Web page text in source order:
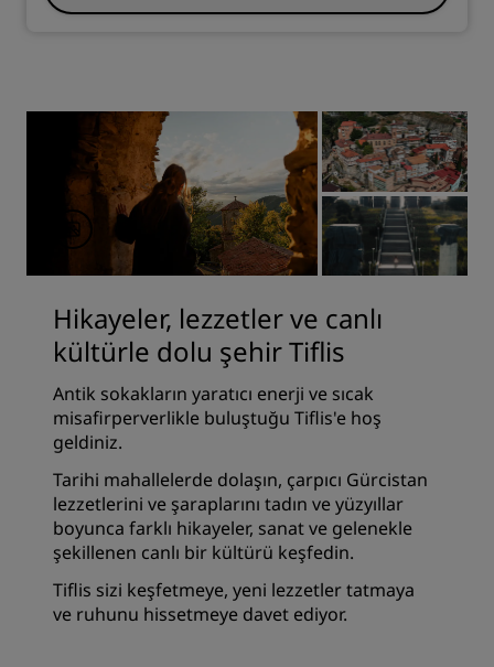
Hikayeler, lezzetler ve canlı
kültürle dolu şehir Tiflis
Antik sokakların yaratıcı enerji ve sıcak
misafirperverlikle buluştuğu Tiflis'e hoş
geldiniz.
Tarihi mahallelerde dolaşın, çarpıcı Gürcistan
lezzetlerini ve şaraplarını tadın ve yüzyıllar
boyunca farklı hikayeler, sanat ve gelenekle
şekillenen canlı bir kültürü keşfedin.
Tiflis sizi keşfetmeye, yeni lezzetler tatmaya
ve ruhunu hissetmeye davet ediyor.